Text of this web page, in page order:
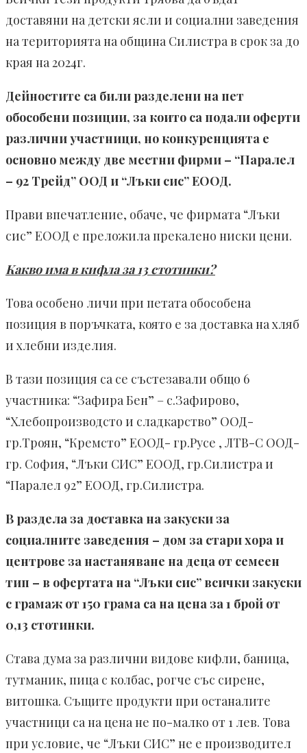
доставяни на детски ясли и социални заведения
на територията на община Силистра в срок за до
края на 2024г.
Дейностите са били разделени на пет
обособени позиции, за които са подали оферти
различни участници, но конкуренцията е
основно между две местни фирми – “Паралел
– 92 Трейд” ООД и “Лъки сис” ЕООД.
Прави впечатление, обаче, че фирмата “Лъки
сис” ЕООД е преложила прекалено ниски цени.
Какво има в кифла за 13 стотинки?
Това особено личи при петата обособена
позиция в поръчката, която е за доставка на хляб
и хлебни изделия.
В тази позиция са се състезавали общо 6
участника: “Зафира Бен” – с.Зафирово,
“Хлебопроизводсто и сладкарство” ООД-
гр.Троян, “Кремсто” ЕООД- гр.Русе , ЛТВ-С ООД-
гр. София, “Лъки СИС” ЕООД, гр.Силистра и
“Паралел 92” ЕООД, гр.Силистра.
В раздела за доставка на закуски за
социалните заведения – дом за стари хора и
центрове за настаняване на деца от семеен
тип – в офертата на “Лъки сис” всички закуски
с грамаж от 150 грама са на цена за 1 брой от
0,13 стотинки.
Става дума за различни видове кифли, баница,
тутманик, пица с колбас, рогче със сирене,
витошка. Същите продукти при останалите
участници са на цена не по-малко от 1 лев. Това
при условие, че “Лъки СИС” не е производител